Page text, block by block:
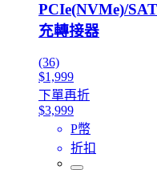
PCIe(NVMe)/
充轉接器
(36)
$1,999
下單再折
$3,999
P幣
折扣